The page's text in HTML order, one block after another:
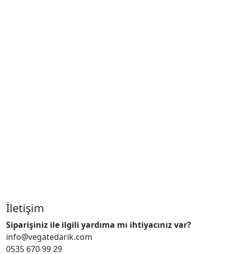
İletişim
Siparişiniz ile ilgili yardıma mı ihtiyacınız var?
info@vegatedarik.com
0535 670 99 29